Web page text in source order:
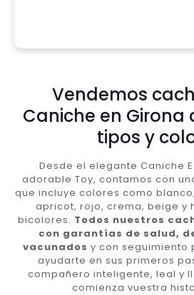
Vendemos
Caniche en Girona
tipos y
Desde el elegante Caniche
adorable Toy, contamos con
que incluye colores como
apricot, rojo, crema, beige y
bicolores. Todos nuestros
con garantías de salud,
vacunados y con seguimiento
ayudarte en sus primeros
compañero inteligente, leal y
comienza vuestra